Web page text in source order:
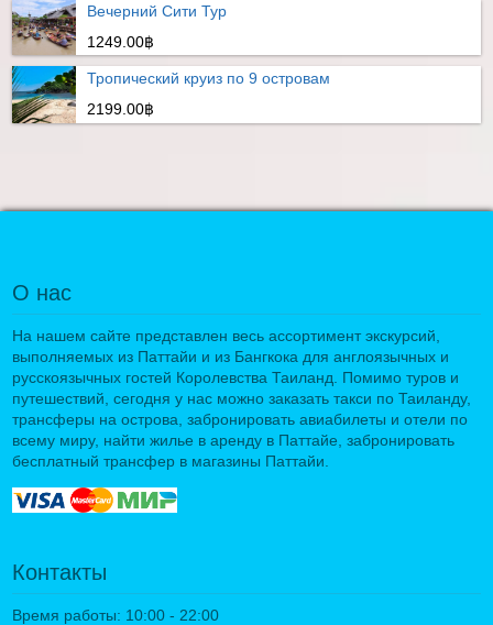
Вечерний Сити Тур
1249.00฿
Тропический круиз по 9 островам
2199.00฿
О нас
На нашем сайте представлен весь ассортимент экскурсий,
выполняемых из Паттайи и из Бангкока для англоязычных и
русскоязычных гостей Королевства Таиланд. Помимо туров и
путешествий, сегодня у нас можно заказать такси по Таиланду,
трансферы на острова, забронировать авиабилеты и отели по
всему миру, найти жилье в аренду в Паттайе, забронировать
бесплатный трансфер в магазины Паттайи.
Контакты
Время работы: 10:00 - 22:00